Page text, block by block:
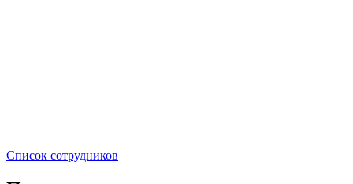
Список сотрудников